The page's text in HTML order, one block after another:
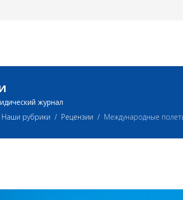
журнал
Наши рубрики Рецензии Международные